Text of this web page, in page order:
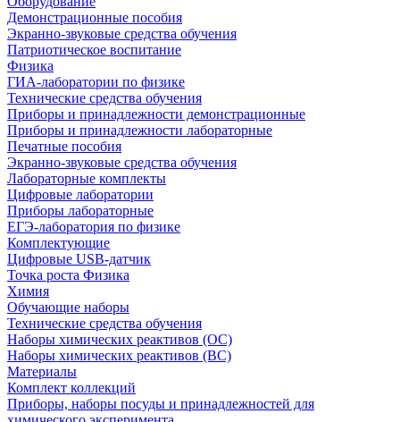
Демонстрационные пособия
Экранно-звуковые средства обучения
Патриотическое воспитание
Физика
ГИА-лаборатории по физике
Технические средства обучения
Приборы и принадлежности демонстрационные
Приборы и принадлежности лабораторные
Печатные пособия
Экранно-звуковые средства обучения
Лабораторные комплекты
Цифровые лаборатории
Приборы лабораторные
ЕГЭ-лаборатория по физике
Комплектующие
Цифровые USB-датчик
Точка роста Физика
Химия
Обучающие наборы
Технические средства обучения
Наборы химических реактивов (ОС)
Наборы химических реактивов (ВС)
Материалы
Комплект коллекций
Приборы, наборы посуды и принадлежностей для